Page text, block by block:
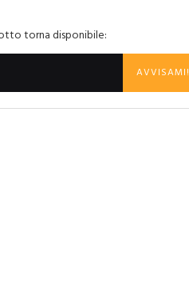
torna disponibile:
AVVISAMI!